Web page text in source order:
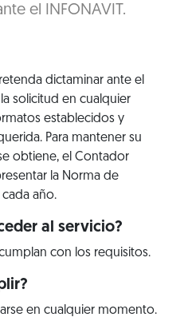
el INFONAVIT.
dictaminar ante el
solicitud en cualquier
establecidos y
Para mantener su
obtiene, el Contador
la Norma de
año.
al servicio?
con los requisitos.
en cualquier momento.